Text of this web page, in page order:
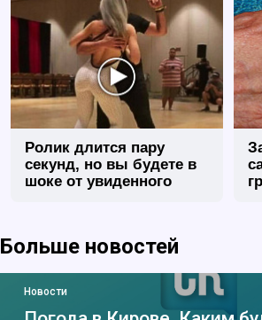
Ролик длится пару
секунд, но вы будете в
шоке от увиденного
Больше новостей
Новости